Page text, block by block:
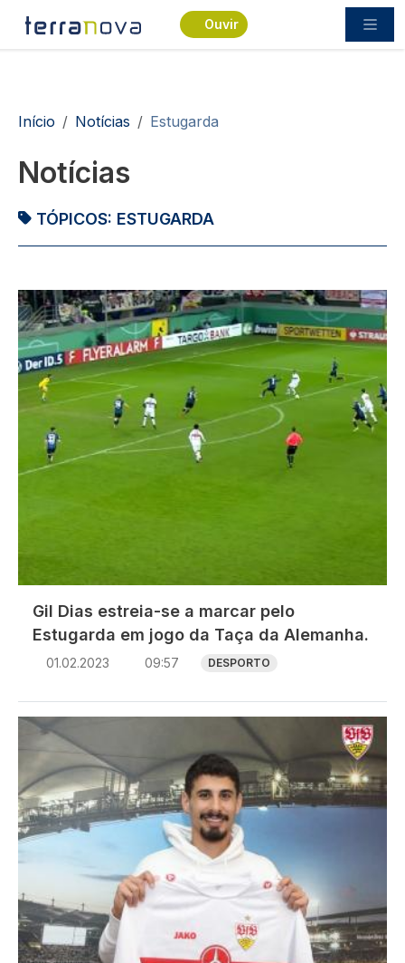
Passar para o conteúdo principal
Ouvir
Navegação estrutural
Início Notícias Estugarda
Notícias
TÓPICOS: ESTUGARDA
Imagem
Gil Dias estreia-se a marcar pelo
Estugarda em jogo da Taça da Alemanha.
01.02.2023 09:57 DESPORTO
Imagem